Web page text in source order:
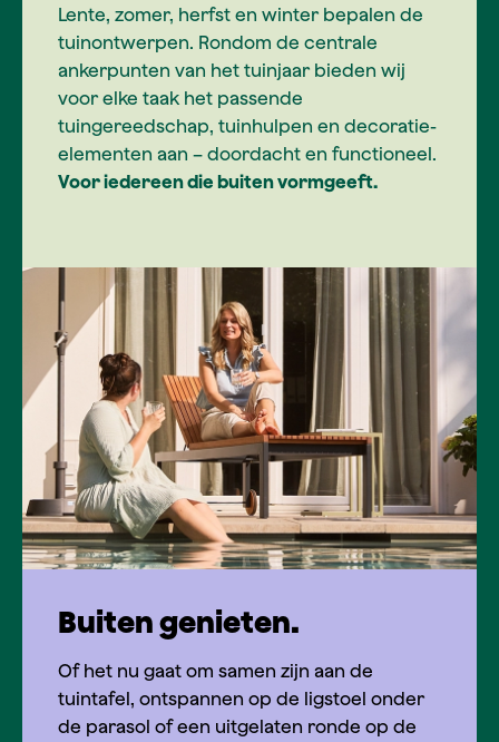
Lente, zomer, herfst en winter bepalen de
tuinontwerpen. Rondom de centrale
ankerpunten van het tuinjaar bieden wij
voor elke taak het passende
tuingereedschap, tuinhulpen en decoratie-
elementen aan – doordacht en functioneel.
Voor iedereen die buiten vormgeeft.
Buiten genieten.
Of het nu gaat om samen zijn aan de
tuintafel, ontspannen op de ligstoel onder
de parasol of een uitgelaten ronde op de